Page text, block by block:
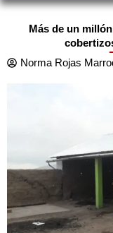
Más de un
Norma Rojas